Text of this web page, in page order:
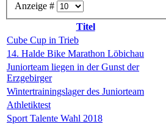
Anzeige #
Titel
Cube Cup in Trieb
14. Halde Bike Marathon Löbichau
Juniorteam liegen in der Gunst der
Erzgebirger
Wintertrainingslager des Juniorteam
Athletiktest
Sport Talente Wahl 2018